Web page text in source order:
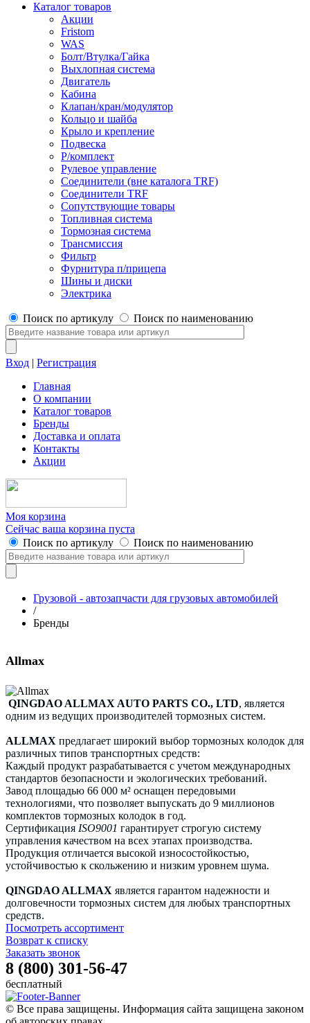
Каталог товаров
Акции
Fristom
WAS
Болт/Втулка/Гайка
Выхлопная система
Двигатель
Кабина
Клапан/кран/модулятор
Кольцо и шайба
Крыло и крепление
Подвеска
Р/комплект
Рулевое управление
Соединители (вне каталога TRF)
Соединители TRF
Сопутствующие товары
Топливная система
Тормозная система
Трансмиссия
Фильтр
Фурнитура п/прицепа
Шины и диски
Электрика
Поиск по артикулу Поиск по наименованию
Вход | Регистрация
Главная
О компании
Каталог товаров
Бренды
Доставка и оплата
Контакты
Акции
Моя корзина
Сейчас ваша корзина пуста
Поиск по артикулу
Поиск по наименованию
Грузовой - автозапчасти для грузовых автомобилей
/
Бренды
Allmax
QINGDAO ALLMAX AUTO PARTS CO., LTD, является
одним из ведущих производителей тормозных систем.
ALLMAX предлагает широкий выбор тормозных колодок для
различных типов транспортных средств:
Каждый продукт разрабатывается с учетом международных
стандартов безопасности и экологических требований.
Завод площадью 66 000 м² оснащен передовыми
технологиями, что позволяет выпускать до 9 миллионов
комплектов тормозных колодок в год.
Сертификация ISO9001 гарантирует строгую систему
управления качеством на всех этапах производства.
Продукция отличается высокой износостойкостью,
устойчивостью к скольжению и низким уровнем шума.
QINGDAO ALLMAX является гарантом надежности и
долговечности тормозных систем для любых транспортных
средств.
Посмотреть ассортимент
Возврат к списку
Заказать звонок
8 (800) 301-56-47
бесплатный
© Все права защищены. Информация сайта защищена законом